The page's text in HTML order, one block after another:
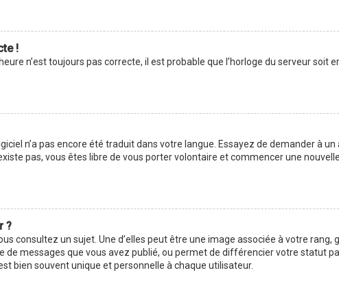
!
n’est toujours pas correcte, il est probable que l’horloge du serveur soit
n’a pas encore été traduit dans votre langue. Essayez de demander à
pas, vous êtes libre de vous porter volontaire et commencer une
?
consultez un sujet. Une d’elles peut être une image associée à votre
de messages que vous avez publié, ou permet de différencier votre statut
bien souvent unique et personnelle à chaque utilisateur.